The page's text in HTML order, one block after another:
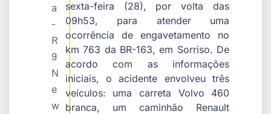
a
-
R
9
N
e
w
sexta-feira (28), por volta das
09h53, para atender uma
ocorrência de engavetamento no
km 763 da BR-163, em Sorriso. De
acordo com as informações
iniciais, o acidente envolveu três
veículos: uma carreta Volvo 460
branca, um caminhão Renault